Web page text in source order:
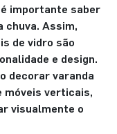
importante saber
chuva. Assim,
de vidro são
e design.
decorar varanda
móveis verticais,
visualmente o